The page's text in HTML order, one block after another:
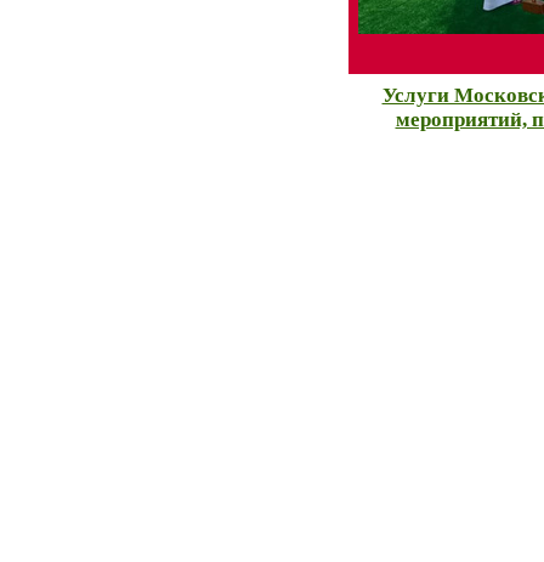
Услуги
мероприятий,